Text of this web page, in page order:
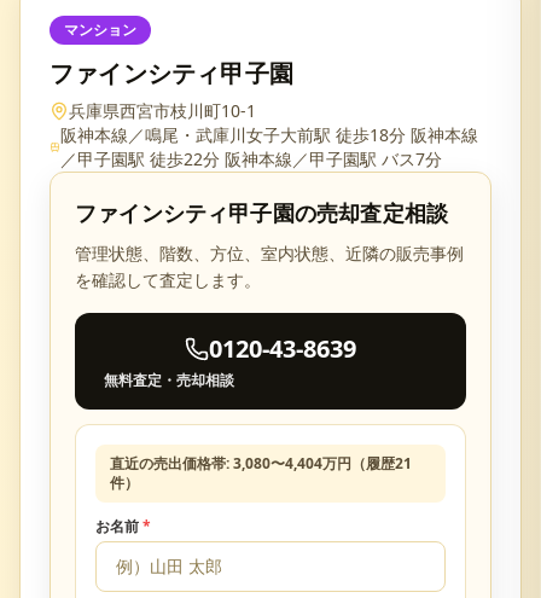
マンション
ファインシティ甲子園
兵庫県西宮市枝川町10-1
阪神本線／鳴尾・武庫川女子大前駅 徒歩18分 阪神本線
／甲子園駅 徒歩22分 阪神本線／甲子園駅 バス7分
ファインシティ甲子園の売却査定相談
管理状態、階数、方位、室内状態、近隣の販売事例
を確認して査定します。
0120-43-8639
無料査定・売却相談
直近の売出価格帯:3,080〜4,404万円（履歴21
件）
お名前*